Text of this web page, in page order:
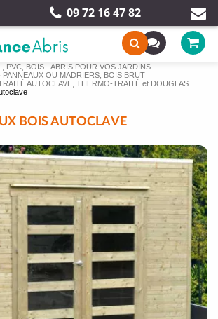
09 72 16 47 82
PVC, BOIS - ABRIS POUR VOS JARDINS
OU MADRIERS, BOIS BRUT
AUTOCLAVE, THERMO-TRAITÉ et DOUGLAS
BOIS AUTOCLAVE